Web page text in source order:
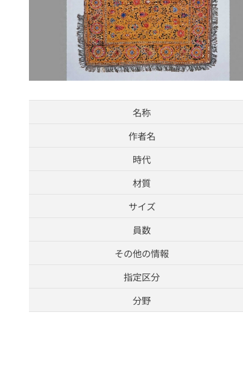
名称
作者名
時代
材質
サイズ
員数
その他の情報
指定区分
分野